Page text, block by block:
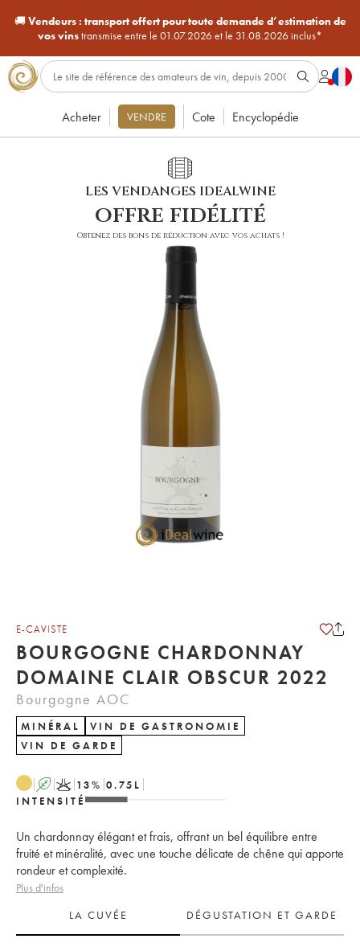
🚚Vendeurs : transport offert pour toute demande d’estimation de
vos vinstransmise entre le 01.07.2026 et le 31.08.2026 inclus*
Acheter VENDRE Cote Encyclopédie
LES VENDANGES IDEALWINE
offre fidélité
Obtenez des bons de réduction avec vos achats !
E-CAVISTE
BOURGOGNE CHARDONNAY
DOMAINE CLAIR OBSCUR 2022
Bourgogne AOC
MINÉRAL
VIN DE GASTRONOMIE
VIN DE GARDE
A K 13% 0.75 L
INTENSITÉ
Un chardonnay élégant et frais, offrant un bel équilibre entre
fruité et minéralité, avec une touche délicate de chêne qui apporte
rondeur et complexité.
Plus d'infos
LA CUVÉE
DÉGUSTATION ET GARDE